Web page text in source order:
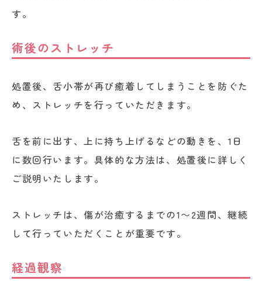
す。
術後のストレッチ
処置後、舌小帯が再び癒着してしまうことを防ぐた
め、ストレッチを行っていただきます。
舌を前に出す、上に持ち上げるなどの動きを、1日
に数回行います。具体的な方法は、処置後に詳しく
ご説明いたします。
ストレッチは、傷が治癒するまでの1〜2週間、継続
して行っていただくことが重要です。
経過観察